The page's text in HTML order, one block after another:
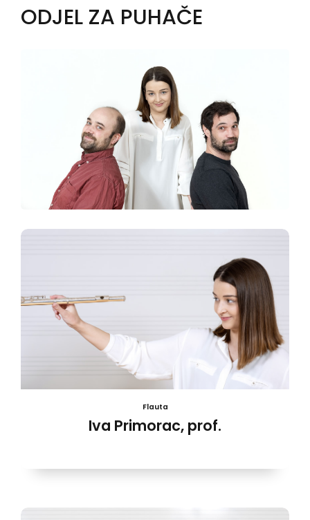
ODJEL ZA PUHAČE
Flauta
Iva Primorac, prof.